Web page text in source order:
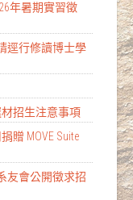
年暑期實習徵
逕行修讀博士學
材招生注意事項
贈 MOVE Suite
友會公開徵求招